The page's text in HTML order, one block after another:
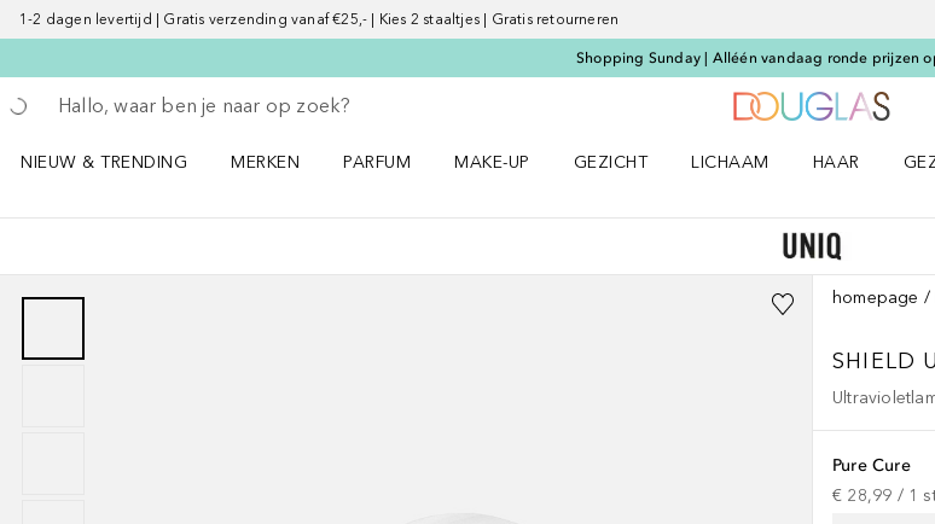
1-2 dagen levertijd | Gratis verzending vanaf €25,- | Kies 2 staaltjes | Gratis retourneren
Shopping Sunday | Alléén vandaag ronde prijzen
Ga terug
Zoekopdracht uitvoeren
NIEUW & TRENDING
MERKEN
PARFUM
MAKE-UP
GEZICHT
LICHAAM
HAAR
homepage
SHIELD
Pure Cure
€ 28,99 / 1